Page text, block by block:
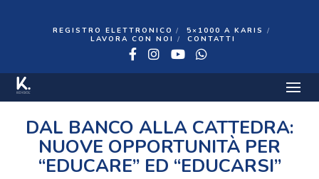
REGISTRO ELETTRONICO
5×1000 A KARIS
LAVORA CON NOI
CONTATTI
Facebook
Instagram
YouTube
WhatsApp
DAL BANCO ALLA CATTEDRA:
NUOVE OPPORTUNITÀ PER
“EDUCARE” ED “EDUCARSI”